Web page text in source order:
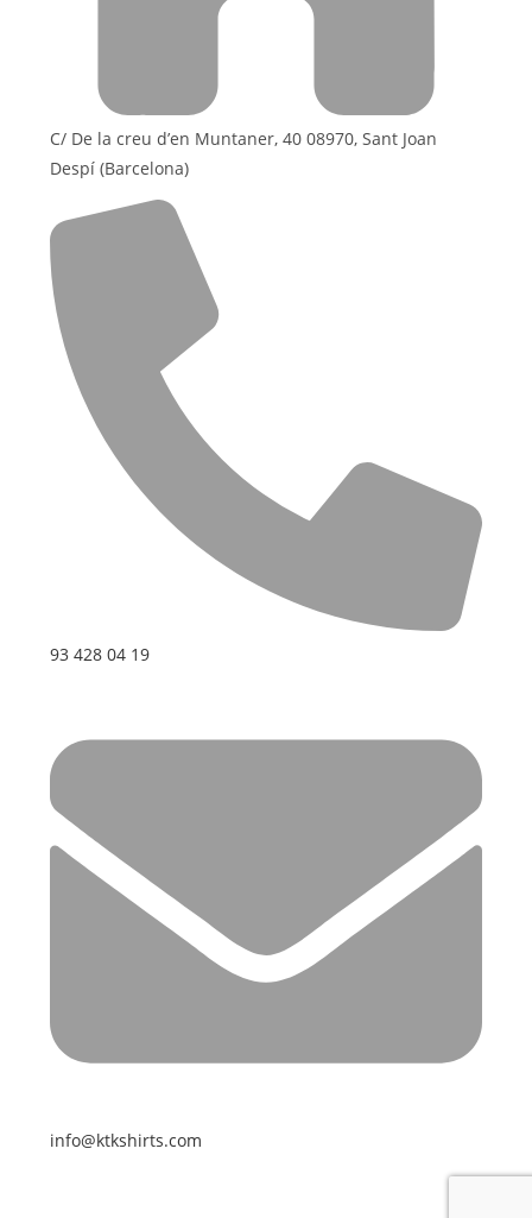
C/ De la creu d’en Muntaner, 40 08970, Sant Joan
Despí (Barcelona)
93 428 04 19
info@ktkshirts.com